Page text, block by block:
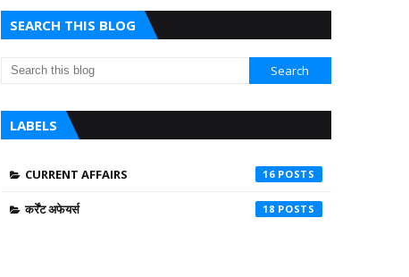
SEARCH THIS BLOG
LABELS
CURRENT AFFAIRS 16
कर्रेंट अफेयर्स 18